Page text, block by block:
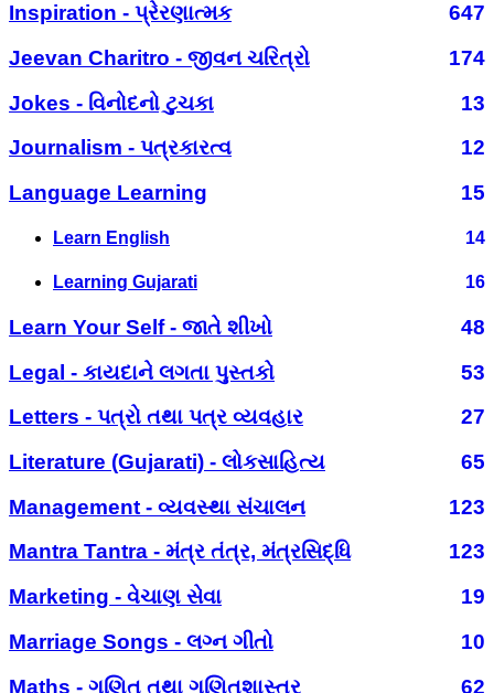
Inspiration - પ્રેરણાત્મક
647
Jeevan Charitro - જીવન ચરિત્રો
174
Jokes - વિનોદનો ટુચકા
13
Journalism - પત્રકારત્વ
12
Language Learning
15
Learn English 14
Learning Gujarati 16
Learn Your Self - જાતે શીખો
48
Legal - કાયદાને લગતા પુસ્તકો
53
Letters - પત્રો તથા પત્ર વ્યવહાર
27
Literature (Gujarati) - લોકસાહિત્ય
65
Management - વ્યવસ્થા સંચાલન
123
Mantra Tantra - મંત્ર તંત્ર, મંત્રસિદ્ધિ
123
Marketing - વેચાણ સેવા
19
Marriage Songs - લગ્ન ગીતો
10
Maths - ગણિત તથા ગણિતશાસ્ત્ર
62